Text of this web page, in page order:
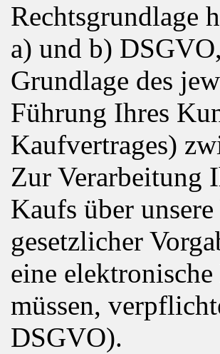
Rechtsgrundlage
a) und b)
Grundlage des
Führung Ihres
Kaufvertrages)
Zur Verarbeitung
Kaufs über
gesetzlicher
eine
müssen,
DSGVO).